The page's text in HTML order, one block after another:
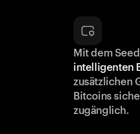
Mit dem
intelligenten
zusätzlichen
Bitcoins
zugänglich.